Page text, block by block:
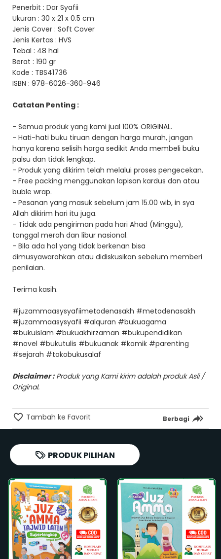
Penerbit : Dar Syafii
Ukuran : 30 x 21 x 0.5 cm
Jenis Cover : Soft Cover
Jenis Kertas : HVS
Tebal : 48 hal
Berat : 190 gr
Kode : TBS41736
ISBN : 978-6026-360-946
Catatan Penting :
- Semua produk yang kami jual 100% ORIGINAL.
- Hati-hati buku tiruan dengan harga murah, jangan
hanya karena selisih harga sedikit Anda membeli buku
palsu dan tidak lengkap.
- Produk yang dikirim telah melalui proses pengecekan.
- Free packing menggunakan lapisan kardus dan atau
buble wrap.
- Pesanan yang masuk sebelum jam 15.00 wib, in sya
Allah dikirim hari itu juga.
- Tidak ada pengiriman pada hari Ahad (Minggu),
tanggal merah dan libur nasional.
- Bila ada hal yang tidak berkenan bisa
dimusyawarahkan atau didiskusikan sebelum memberi
penilaian.
Terima kasih.
#juzammaasysyafiimetodenasakh #metodenasakh
#juzammaasysyafii #alquran #bukuagama
#bukuislam #bukuakhirzaman #bukupendidikan
#novel #bukutulis #bukuanak #komik #parenting
#sejarah #tokobukusalaf
Disclaimer :Produk yang Kami kirim adalah produk Asli /
Original.
Tambah ke Favorit Berbagi
PRODUK PILIHAN